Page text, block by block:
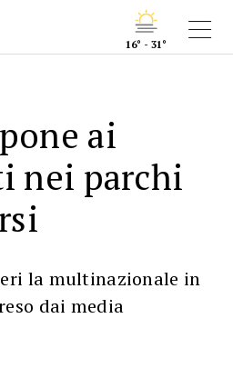
16° - 31°
ai
nei parchi
la multinazionale in
dai media